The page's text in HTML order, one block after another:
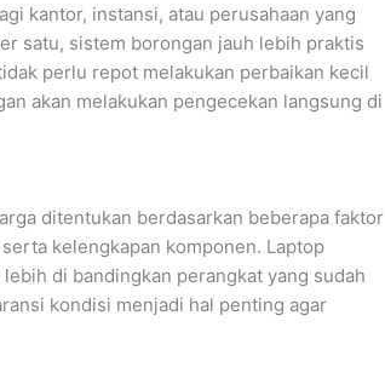
kantor, instansi, atau perusahaan yang
satu, sistem borongan jauh lebih praktis
perlu repot melakukan perbaikan kecil
akan melakukan pengecekan langsung di
ditentukan berdasarkan beberapa faktor
kelengkapan komponen. Laptop
di bandingkan perangkat yang sudah
kondisi menjadi hal penting agar